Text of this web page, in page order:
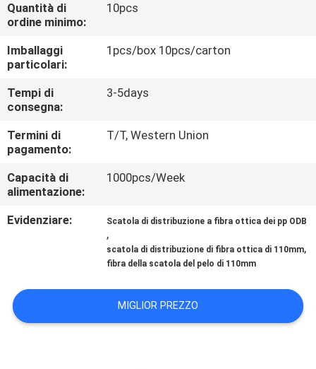
CONTROLLO
DI
QUALITÀ
CONTATTICI
CASI
SITO
Quantità di
ordine minimo:
10pcs
Imballaggi
particolari:
1pcs/box 10pcs/carton
Tempi di
consegna:
3-5days
Termini di
pagamento:
T/T, Western Union
Capacità di
alimentazione:
1000pcs/Week
Evidenziare: Scatola di distribuzione a fibra ottica dei pp ODB
,
scatola di distribuzione di fibra ottica di 110mm,
fibra della scatola del pelo di 110mm
MIGLIOR PREZZO